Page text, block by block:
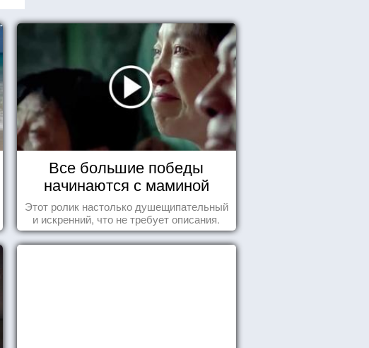
Все большие победы
начинаются с маминой
колыбели
Этот ролик настолько душещипательный
и искренний, что не требует описания.